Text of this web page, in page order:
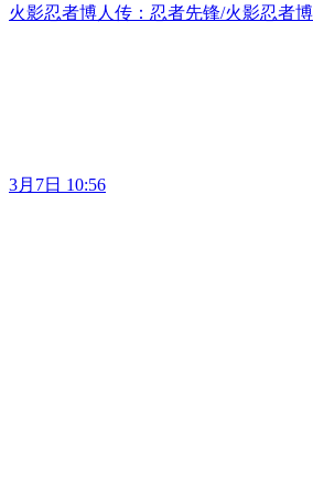
火影忍者博人传：忍者先锋/火影忍者
3月7日 10:56